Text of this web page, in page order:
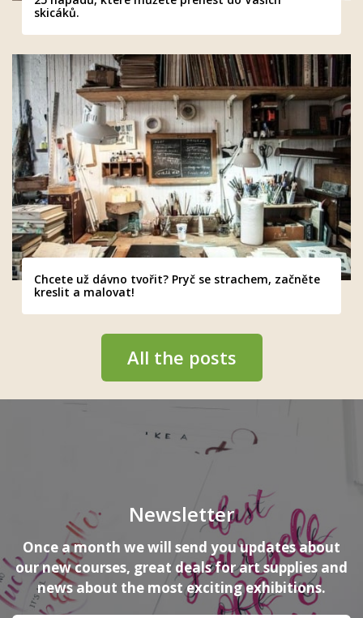
skicáků.
Chcete už dávno tvořit? Pryč se strachem, začněte
kreslit a malovat!
All the posts
Newsletter
Once a month we will send you updates about
our new courses, great deals for art supplies and
news about the most exciting exhibitions.